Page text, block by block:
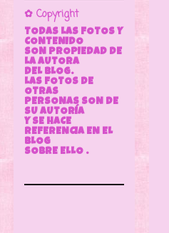
✿ Copyright
TODAS LAS FOTOS Y
CONTENIDO
SON PROPIEDAD DE
LA AUTORA
DEL BLOG.
LAS FOTOS DE
OTRAS
PERSONAS SON DE
SU AUTORÍA
Y SE HACE
REFERENCIA EN EL
BLOG
SOBRE ELLO .